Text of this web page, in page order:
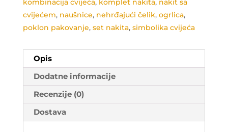
kombinacija cvijeća, komplet nakita, nakit sa
cvijećem, naušnice, nehrđajući čelik, ogrlica,
poklon pakovanje, set nakita, simbolika cvijeća
Opis
Dodatne informacije
Recenzije (0)
Dostava